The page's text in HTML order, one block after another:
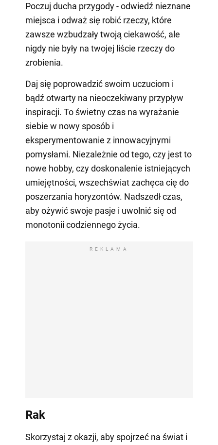
Poczuj ducha przygody - odwiedź nieznane
miejsca i odważ się robić rzeczy, które
zawsze wzbudzały twoją ciekawość, ale
nigdy nie były na twojej liście rzeczy do
zrobienia.
Daj się poprowadzić swoim uczuciom i
bądź otwarty na nieoczekiwany przypływ
inspiracji. To świetny czas na wyrażanie
siebie w nowy sposób i
eksperymentowanie z innowacyjnymi
pomysłami. Niezależnie od tego, czy jest to
nowe hobby, czy doskonalenie istniejących
umiejętności, wszechświat zachęca cię do
poszerzania horyzontów. Nadszedł czas,
aby ożywić swoje pasje i uwolnić się od
monotonii codziennego życia.
REKLAMA
Rak
Skorzystaj z okazji, aby spojrzeć na świat i